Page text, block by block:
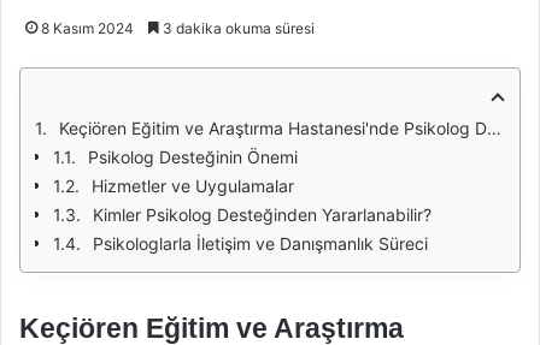
8 Kasım 2024 3 dakika okuma süresi
Keçiören Eğitim ve Araştırma Hastanesi'nde Psikolog Desteği
Psikolog Desteğinin Önemi
Hizmetler ve Uygulamalar
Kimler Psikolog Desteğinden Yararlanabilir?
Psikologlarla İletişim ve Danışmanlık Süreci
Keçiören Eğitim ve Araştırma